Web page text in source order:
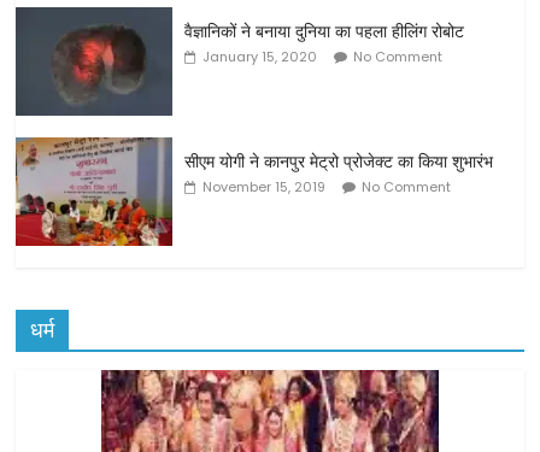
वैज्ञानिकों ने बनाया दुनिया का पहला हीलिंग रोबोट
January 15, 2020 No Comment
सीएम योगी ने कानपुर मेट्रो प्रोजेक्ट का किया शुभारंभ
November 15, 2019 No Comment
धर्म